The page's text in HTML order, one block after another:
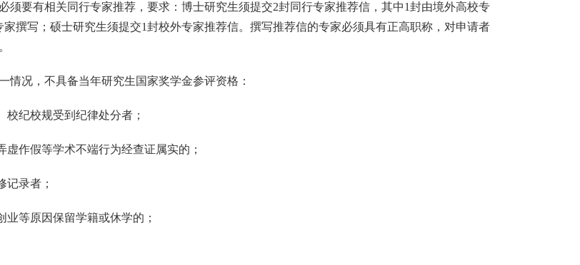
须要有相关同行专家推荐，要求：博士研究生须提交2封同行专家推荐信，其中1封由境外高校专
家撰写；硕士研究生须提交1封校外专家推荐信。撰写推荐信的专家必须具有正高职称，对申请者
情况，不具备当年研究生国家奖学金参评资格：
纪校规受到纪律处分者；
虚作假等学术不端行为经查证属实的；
记录者；
业等原因保留学籍或休学的；